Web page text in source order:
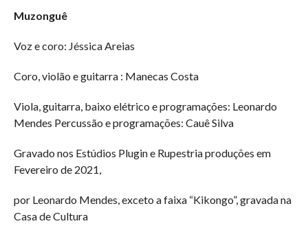
Muzonguê
Voz e coro: Jéssica Areias
Coro, violão e guitarra : Manecas Costa
Viola, guitarra, baixo elétrico e programações: Leonardo
Mendes Percussão e programações: Cauê Silva
Gravado nos Estúdios Plugin e Rupestria produções em
Fevereiro de 2021,
por Leonardo Mendes, exceto a faixa “Kikongo”, gravada na
Casa de Cultura